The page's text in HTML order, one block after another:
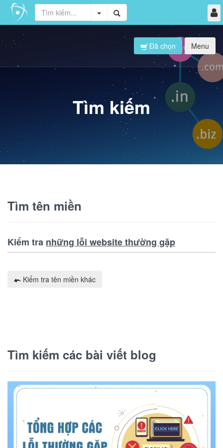
Menu
Đã chọn
Tìm kiếm
Tìm tên miền
Kiểm tra những lỗi website thường gặp
Kiểm tra tên miền khác
Tìm kiếm các bài viết blog